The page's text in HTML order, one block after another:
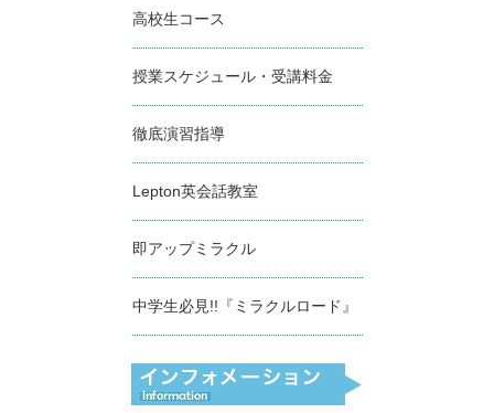
高校生コース
授業スケジュール・受講料金
徹底演習指導
Lepton英会話教室
即アップミラクル
中学生必見!!『ミラクルロード』